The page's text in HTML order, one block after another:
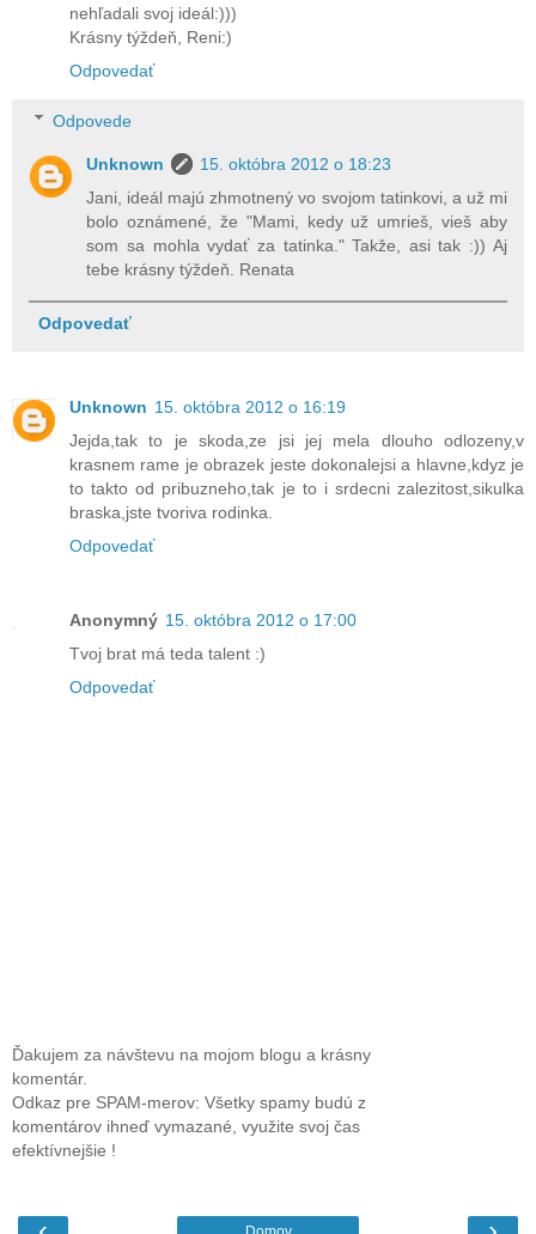
nehľadali svoj ideál:)))
Krásny týždeň, Reni:)
Odpovedať
Odpovede
Unknown
15. októbra 2012 o 18:23
Jani, ideál majú zhmotnený vo svojom tatinkovi, a už mi
bolo oznámené, že "Mami, kedy už umrieš, vieš aby
som sa mohla vydať za tatinka." Takže, asi tak :)) Aj
tebe krásny týždeň. Renata
Odpovedať
Unknown 15. októbra 2012 o 16:19
Jejda,tak to je skoda,ze jsi jej mela dlouho odlozeny,v
krasnem rame je obrazek jeste dokonalejsi a hlavne,kdyz je
to takto od pribuzneho,tak je to i srdecni zalezitost,sikulka
braska,jste tvoriva rodinka.
Odpovedať
Anonymný 15. októbra 2012 o 17:00
Tvoj brat má teda talent :)
Odpovedať
Ďakujem za návštevu na mojom blogu a krásny
komentár.
Odkaz pre SPAM-merov: Všetky spamy budú z
komentárov ihneď vymazané, využite svoj čas
efektívnejšie !